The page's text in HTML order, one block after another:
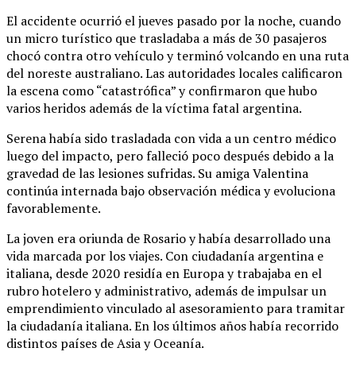
El accidente ocurrió el jueves pasado por la noche, cuando
un micro turístico que trasladaba a más de 30 pasajeros
chocó contra otro vehículo y terminó volcando en una ruta
del noreste australiano. Las autoridades locales calificaron
la escena como “catastrófica” y confirmaron que hubo
varios heridos además de la víctima fatal argentina.
Serena había sido trasladada con vida a un centro médico
luego del impacto, pero falleció poco después debido a la
gravedad de las lesiones sufridas. Su amiga Valentina
continúa internada bajo observación médica y evoluciona
favorablemente.
La joven era oriunda de Rosario y había desarrollado una
vida marcada por los viajes. Con ciudadanía argentina e
italiana, desde 2020 residía en Europa y trabajaba en el
rubro hotelero y administrativo, además de impulsar un
emprendimiento vinculado al asesoramiento para tramitar
la ciudadanía italiana. En los últimos años había recorrido
distintos países de Asia y Oceanía.